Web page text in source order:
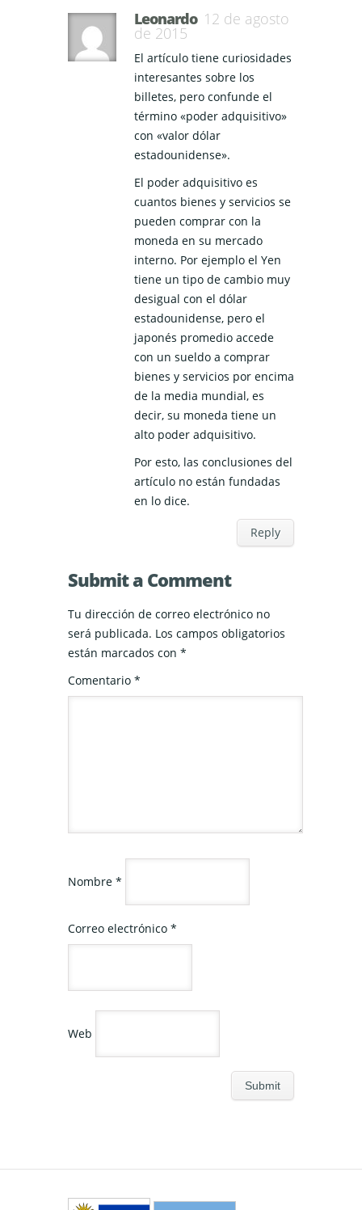
Leonardo 12 de agosto
de 2015
El artículo tiene curiosidades
interesantes sobre los
billetes, pero confunde el
término «poder adquisitivo»
con «valor dólar
estadounidense».
El poder adquisitivo es
cuantos bienes y servicios se
pueden comprar con la
moneda en su mercado
interno. Por ejemplo el Yen
tiene un tipo de cambio muy
desigual con el dólar
estadounidense, pero el
japonés promedio accede
con un sueldo a comprar
bienes y servicios por encima
de la media mundial, es
decir, su moneda tiene un
alto poder adquisitivo.
Por esto, las conclusiones del
artículo no están fundadas
en lo dice.
Reply
Submit a Comment
Tu dirección de correo electrónico no
será publicada. Los campos obligatorios
están marcados con *
Comentario *
Nombre *
Correo electrónico *
Web